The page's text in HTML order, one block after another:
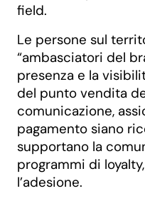
field.
Le persone sul
“ambasciatori del
presenza e la
del punto vendita
comunicazione,
pagamento siano
supportano la
programmi di
l’adesione.